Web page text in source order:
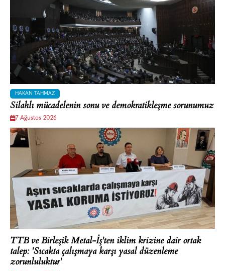
HAKAN TAHMAZ
Silahlı mücadelenin sonu ve demokratikleşme sorunumuz
7 Ağustos 2026
TTB ve Birleşik Metal-İş'ten iklim krizine dair ortak
talep: 'Sıcakta çalışmaya karşı yasal düzenleme
zorunluluktur'